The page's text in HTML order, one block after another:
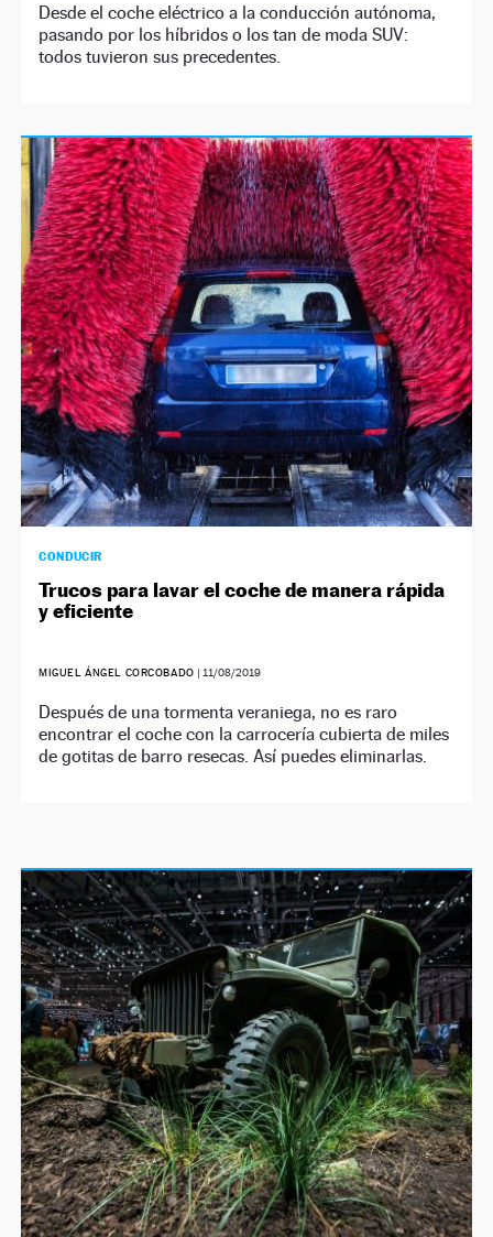
Desde el coche eléctrico a la conducción autónoma,
pasando por los híbridos o los tan de moda SUV:
todos tuvieron sus precedentes.
CONDUCIR
Trucos para lavar el coche de manera rápida
y eficiente
MIGUEL ÁNGEL CORCOBADO | 11/08/2019
Después de una tormenta veraniega, no es raro
encontrar el coche con la carrocería cubierta de miles
de gotitas de barro resecas. Así puedes eliminarlas.